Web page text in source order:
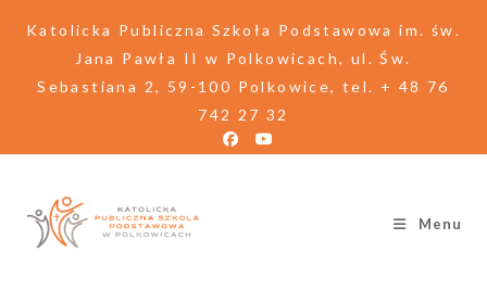
Katolicka Publiczna Szkoła Podstawowa im. św.
Jana Pawła II w Polkowicach, ul. Św.
Sebastiana 2, 59-100 Polkowice, tel. + 48 76
742 27 32
Menu